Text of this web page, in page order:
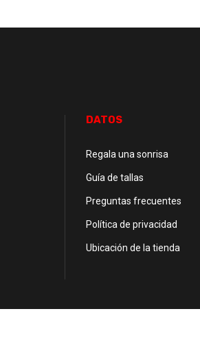
DATOS
Regala una sonrisa
Guía de tallas
Preguntas frecuentes
Política de privacidad
Ubicación de la tienda